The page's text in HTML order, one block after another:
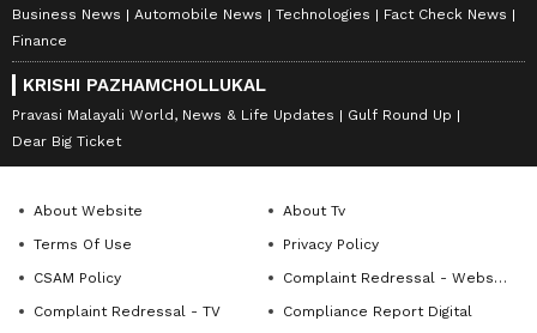
Business News Automobile News Technologies
Fact Check News
Finance
KRISHI PAZHAMCHOLLUKAL
Pravasi Malayali World, News & Life Updates
Gulf Round Up
Dear Big Ticket
About Website
About Tv
Terms Of Use
Privacy Policy
CSAM Policy
Complaint Redressal - Website
Complaint Redressal - TV
Compliance Report Digital